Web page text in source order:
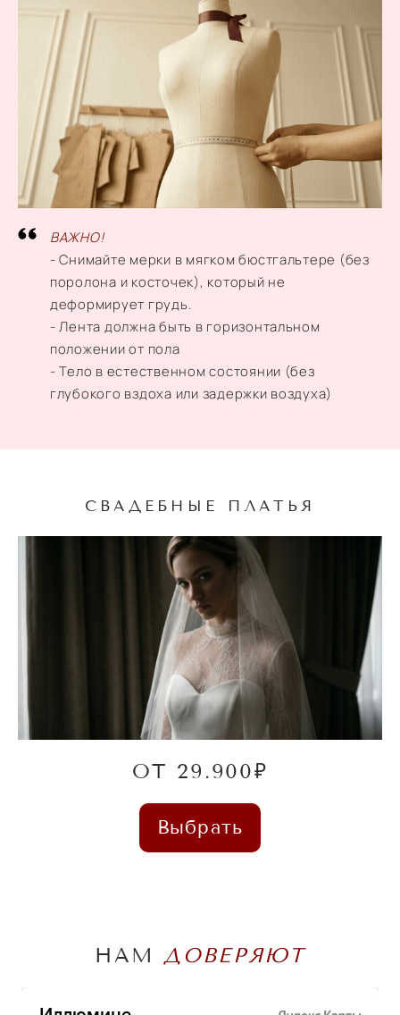
ВАЖНО!
- Снимайте мерки в мягком бюстгальтере (без
поролона и косточек), который не
деформирует грудь.
- Лента должна быть в горизонтальном
положении от пола
- Тело в естественном состоянии (без
глубокого вздоха или задержки воздуха)
СВАДЕБНЫЕ ПЛАТЬЯ
ОТ 29.900₽
Выбрать
НАМДОВЕРЯЮТ